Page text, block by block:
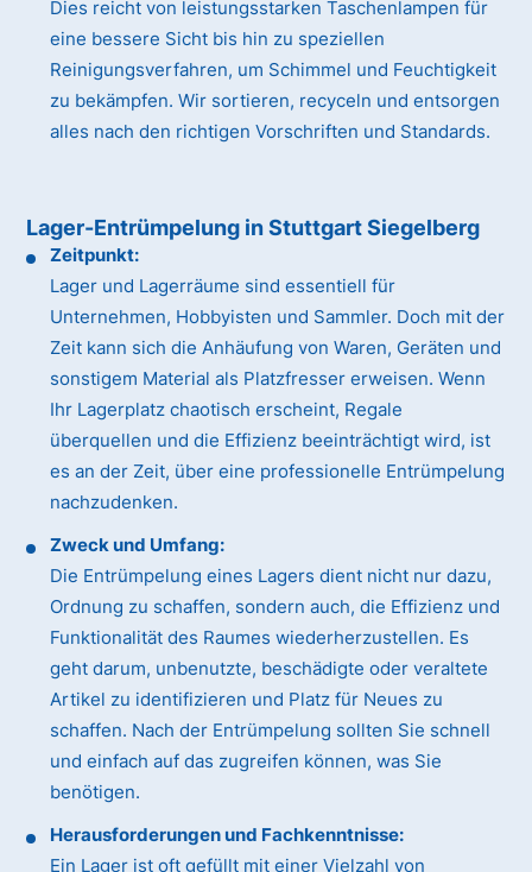
Dies reicht von leistungsstarken Taschenlampen für
eine bessere Sicht bis hin zu speziellen
Reinigungsverfahren, um Schimmel und Feuchtigkeit
zu bekämpfen. Wir sortieren, recyceln und entsorgen
alles nach den richtigen Vorschriften und Standards.
Lager-Entrümpelung in Stuttgart Siegelberg
Zeitpunkt:
Lager und Lagerräume sind essentiell für
Unternehmen, Hobbyisten und Sammler. Doch mit der
Zeit kann sich die Anhäufung von Waren, Geräten und
sonstigem Material als Platzfresser erweisen. Wenn
Ihr Lagerplatz chaotisch erscheint, Regale
überquellen und die Effizienz beeinträchtigt wird, ist
es an der Zeit, über eine professionelle Entrümpelung
nachzudenken.
Zweck und Umfang:
Die Entrümpelung eines Lagers dient nicht nur dazu,
Ordnung zu schaffen, sondern auch, die Effizienz und
Funktionalität des Raumes wiederherzustellen. Es
geht darum, unbenutzte, beschädigte oder veraltete
Artikel zu identifizieren und Platz für Neues zu
schaffen. Nach der Entrümpelung sollten Sie schnell
und einfach auf das zugreifen können, was Sie
benötigen.
Herausforderungen und Fachkenntnisse:
Ein Lager ist oft gefüllt mit einer Vielzahl von